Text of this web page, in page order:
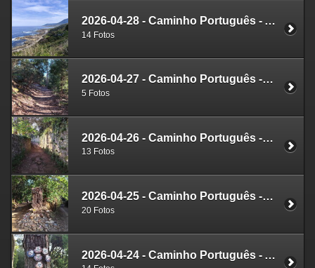
2026-04-28 - Caminho Português - A Guarda - O Porto
14 Fotos
2026-04-27 - Caminho Português - Caminha - A Guarda
5 Fotos
2026-04-26 - Caminho Português - Carreço - Caminha
13 Fotos
2026-04-25 - Caminho Português - Belinho - Carreço
20 Fotos
2026-04-24 - Caminho Português - Aguçadoura - Belinho